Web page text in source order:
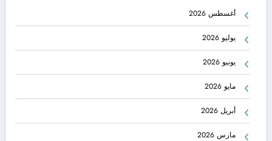
أغسطس 2026
يوليو 2026
يونيو 2026
مايو 2026
أبريل 2026
مارس 2026